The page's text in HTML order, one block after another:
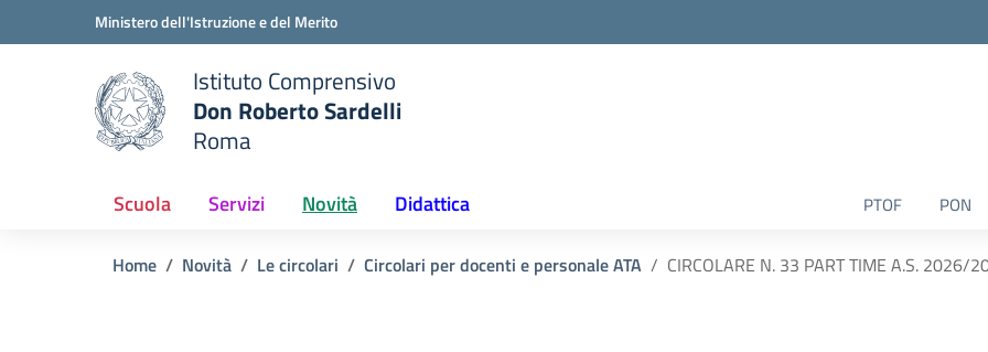
Vai ai contenuti
Vai al menu di navigazioneMinistero dell'Istruzione e del Merito
scuola
Istituto Comprensivo
Don Roberto Sardelli
Roma
Scuola Servizi Novità Didattica PTOF PON
Home Novità Le circolari Circolari per docenti e personale ATA CIRCOLARE N. 33 PART TIME A.S. 2026/